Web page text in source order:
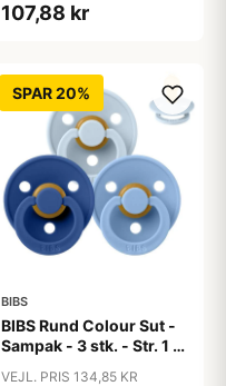
107,88 kr
SPAR 20%
BIBS
BIBS Rund Colour Sut -
Sampak - 3 stk. - Str. 1 -
VEJL. PRIS 134,85 KR